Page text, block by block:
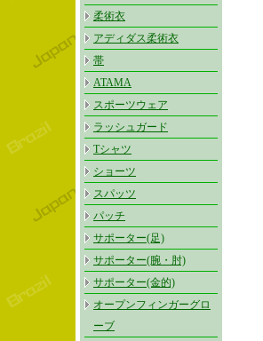
柔術衣
アディダス柔術衣
帯
ATAMA
スポーツウェア
ラッシュガード
Tシャツ
ショーツ
スパッツ
パッチ
サポーター(足)
サポーター(腕・肘)
サポーター(金的)
オープンフィンガーグロ
ーブ